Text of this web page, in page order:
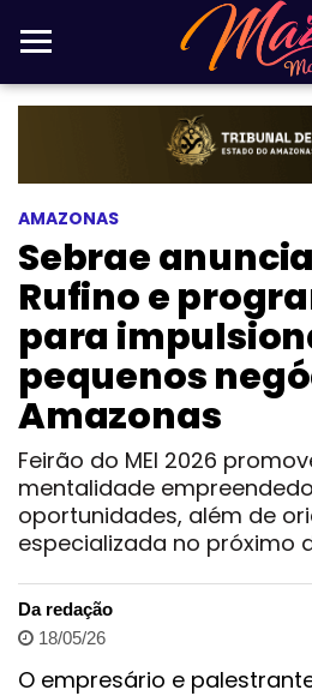
AMAZONAS
Sebrae
Rufino e
para
pequenos
Amazonas
Feirão do MEI 2026
mentalidade
oportunidades, além de
especializada no próximo
Da redação
18/05/26
O empresário e